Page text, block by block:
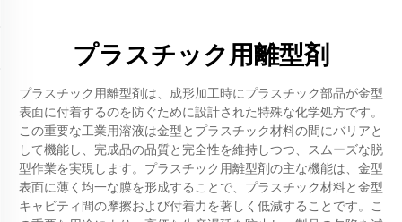
プラスチック用離型剤
プラスチック用離型剤は、成形加工時にプラスチック部品が金型
表面に付着するのを防ぐために設計された特殊な化学処方です。
この重要な工業用溶液は金型とプラスチック材料の間にバリアと
して機能し、完成品の品質と完全性を維持しつつ、スムーズな脱
型作業を実現します。プラスチック用離型剤の主な機能は、金型
表面に薄く均一な膜を形成することで、プラスチック材料と金型
キャビティ間の摩擦および付着力を著しく低減することです。こ